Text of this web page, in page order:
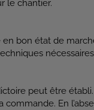
le chantier.
bon état de
peut être
En